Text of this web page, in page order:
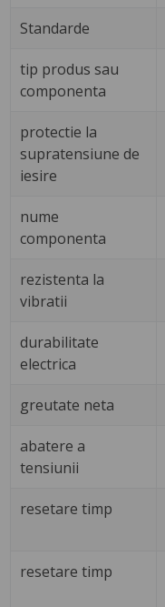
Standarde
tip produs sau
componenta
protectie la
supratensiune de
iesire
nume
componenta
rezistenta la
vibratii
durabilitate
electrica
greutate neta
abatere a
tensiunii
resetare timp
resetare timp